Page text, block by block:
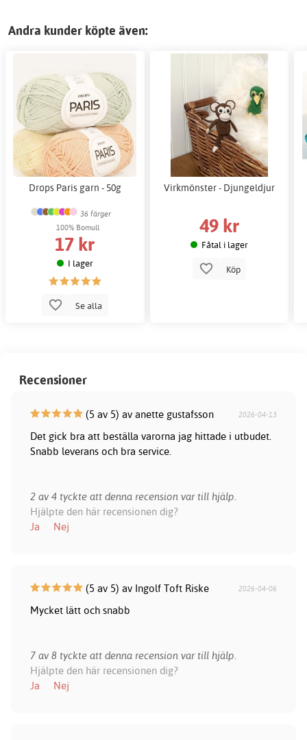
Andra kunder köpte även:
Drops Paris garn - 50g
36 färger
100% Bomull
17 kr
I lager
Se alla
Virkmönster - Djungeldjur
49 kr
Fåtal i lager
Köp
Recensioner
(5 av 5) av anette gustafsson 2026-04-13
Det gick bra att beställa varorna jag hittade i utbudet.
Snabb leverans och bra service.
2 av 4 tyckte att denna recension var till hjälp.
Hjälpte den här recensionen dig?
Ja
Nej
(5 av 5) av Ingolf Toft Riske 2026-04-06
Mycket lätt och snabb
7 av 8 tyckte att denna recension var till hjälp.
Hjälpte den här recensionen dig?
Ja
Nej